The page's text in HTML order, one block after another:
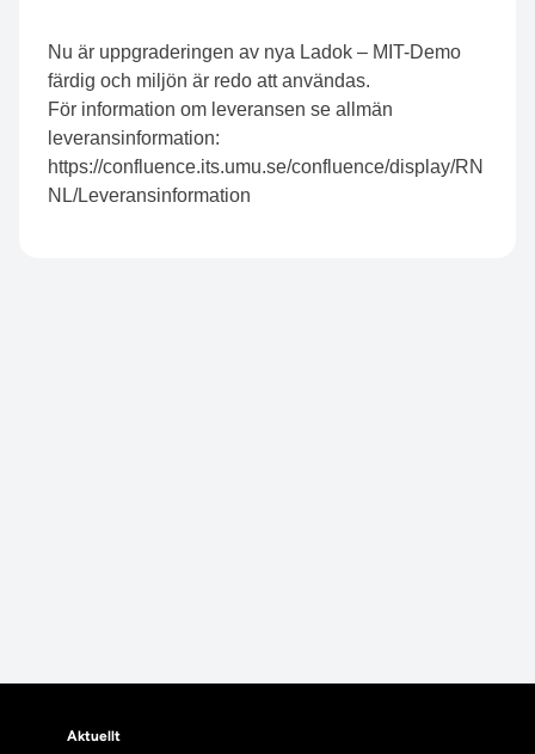
Nu är uppgraderingen av nya Ladok – MIT-Demo
färdig och miljön är redo att användas.
För information om leveransen se allmän
leveransinformation:
https://confluence.its.umu.se/confluence/display/RN
NL/Leveransinformation
Aktuellt